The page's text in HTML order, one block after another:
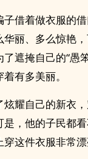
子借着做衣服的
华丽、多么惊艳
了遮掩自己的“愚
有多美丽。
炫耀自己的新衣
，他的子民都
这件衣服非常漂